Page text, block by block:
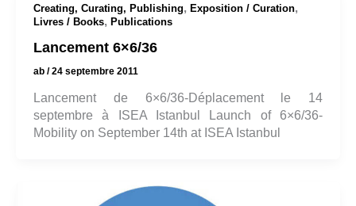
Creating, Curating, Publishing, Exposition / Curation,
Livres / Books, Publications
Lancement 6×6/36
ab /24 septembre 2011
Lancement de 6×6/36-Déplacement le 14
septembre à ISEA Istanbul Launch of 6×6/36-
Mobility on September 14th at ISEA Istanbul